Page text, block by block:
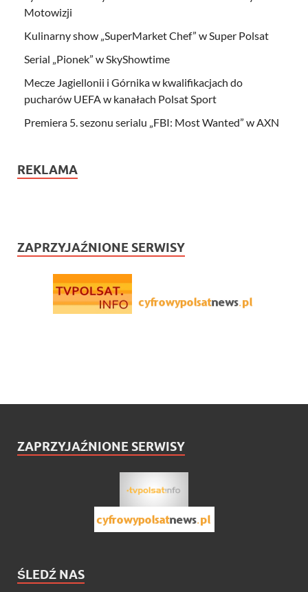
Motowizji
Kulinarny show „SuperMarket Chef” w Super Polsat
Serial „Pionek” w SkyShowtime
Mecze Jagiellonii i Górnika w kwalifikacjach do
pucharów UEFA w kanałach Polsat Sport
Premiera 5. sezonu serialu „FBI: Most Wanted” w AXN
REKLAMA
ZAPRZYJAŹNIONE SERWISY
ZAPRZYJAŹNIONE SERWISY
ŚLEDŹ NAS